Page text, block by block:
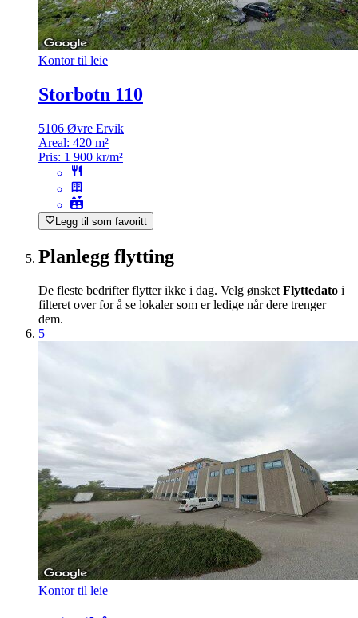
Kontor til leie
Storbotn 110
5106 Øvre Ervik
Areal: 420 m²
Pris: 1 900 kr/m²
Legg til som favoritt
Planlegg flytting
De fleste bedrifter flytter ikke i dag. Velg ønsket Flyttedato i
filteret over for å se lokaler som er ledige når dere trenger
dem.
5
Kontor til leie